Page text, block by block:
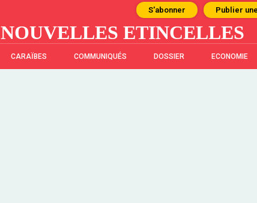
S'abonner Publier
NOUVELLES ETINCELLES
CARAÏBES COMMUNIQUÉS DOSSIER ECONOMIE